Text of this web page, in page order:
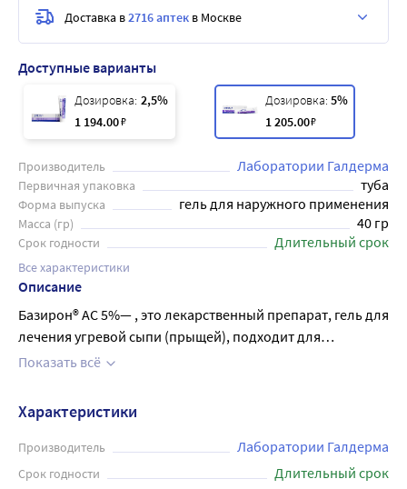
Доступные варианты
Дозировка: 2,5%
1 194.00₽
Дозировка: 5%
1 205.00₽
Производитель Лаборатории Галдерма
Первичная упаковка туба
Форма выпуска гель для наружного применения
Масса (гр) 40 гр
Срок годности Длительный срок
Все характеристики
Описание
Базирон® АС 5%— , это лекарственный препарат, гель для
лечения угревой сыпи (прыщей), подходит для
чувствительной кожи. Акне – это кожное заболевание,
лица, антисептические растворы против прыщей и
различные маски от черных точек на лице и т.п. могут
быть не эффективны. Для борьбы с высыпаниями
требуются лекарственные препараты, обладающие
Показать всё
Доставка в2716 аптек в Москве
Характеристики
Производитель Лаборатории Галдерма
Срок годности Длительный срок